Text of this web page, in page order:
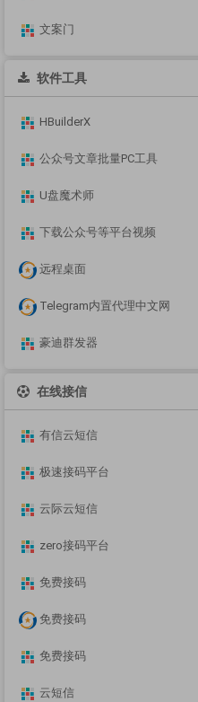
文案门
软件工具
HBuilderX
公众号文章批量PC工具
U盘魔术师
下载公众号等平台视频
远程桌面
Telegram内置代理中文网
豪迪群发器
在线接信
有信云短信
极速接码平台
云际云短信
zero接码平台
免费接码
免费接码
免费接码
云短信